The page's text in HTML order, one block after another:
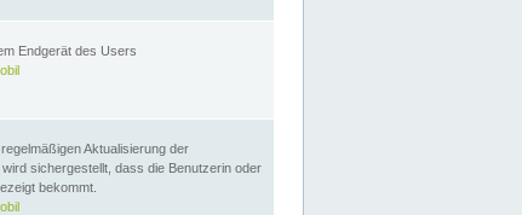
Endgerät des Users
Aktualisierung der
wird sichergestellt, dass die Benutzerin oder
bekommt.